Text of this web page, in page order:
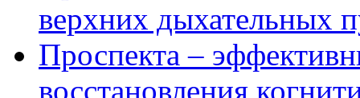
верхних дыхательных
Проспекта –
восстановления